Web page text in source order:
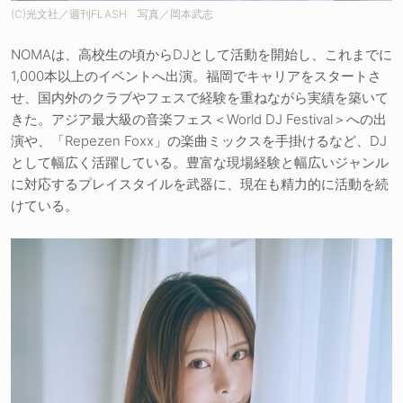
(C)光文社／週刊FLASH 写真／岡本武志
NOMAは、高校生の頃からDJとして活動を開始し、これまでに
1,000本以上のイベントへ出演。福岡でキャリアをスタートさ
せ、国内外のクラブやフェスで経験を重ねながら実績を築いて
きた。アジア最大級の音楽フェス＜World DJ Festival＞への出
演や、「Repezen Foxx」の楽曲ミックスを手掛けるなど、DJ
として幅広く活躍している。豊富な現場経験と幅広いジャンル
に対応するプレイスタイルを武器に、現在も精力的に活動を続
けている。